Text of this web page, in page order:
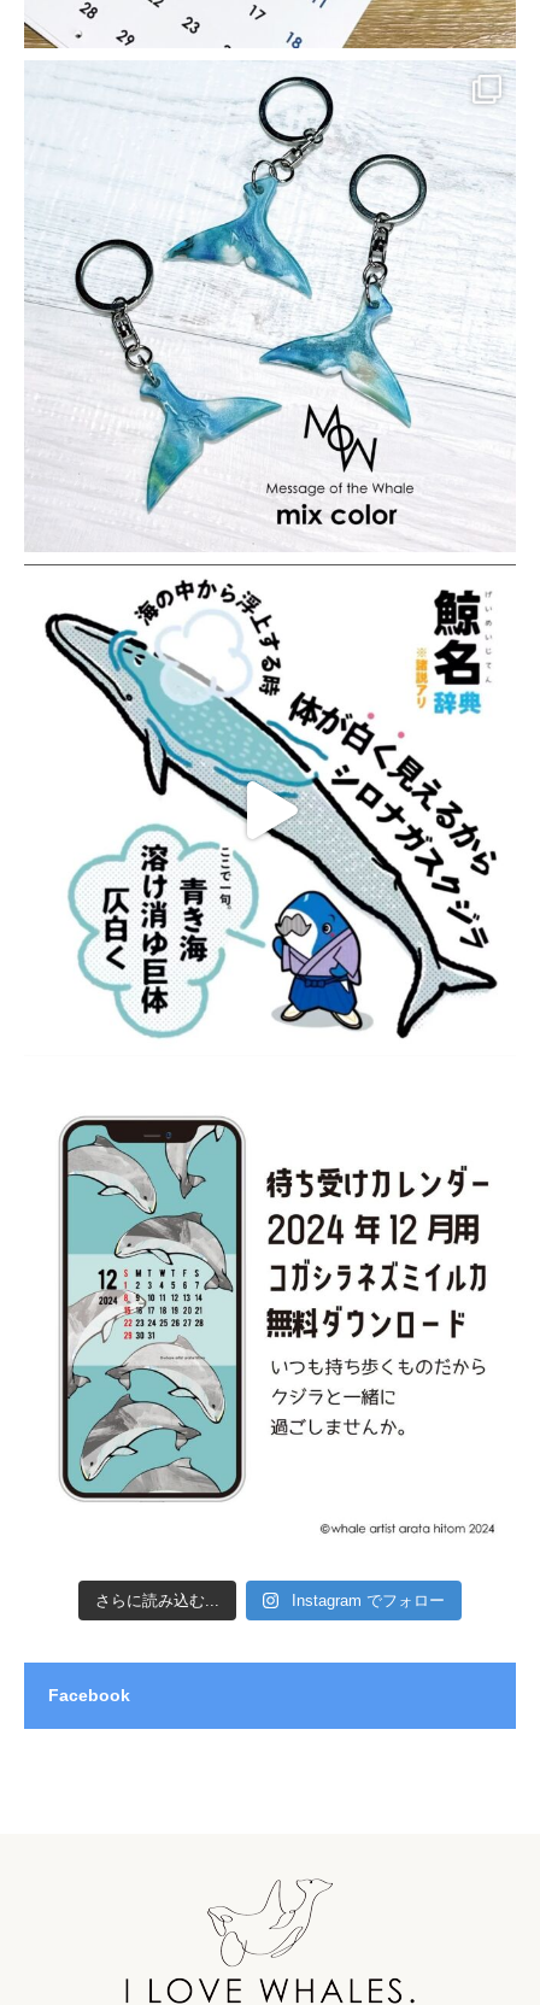
さらに読み込む... Instagram でフォロー
Facebook